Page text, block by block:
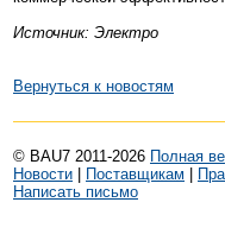
Источник: Электро
Вернуться к новостям
© BAU7 2011-2026 Полная
Новости
Поставщикам
Написать письмо